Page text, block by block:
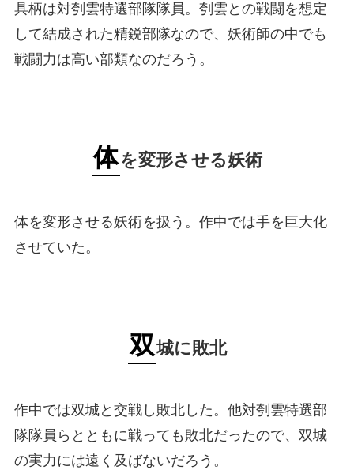
具柄は対刳雲特選部隊隊員。刳雲との戦闘を想定
して結成された精鋭部隊なので、妖術師の中でも
戦闘力は高い部類なのだろう。
体を変形させる妖術
体を変形させる妖術を扱う。作中では手を巨大化
させていた。
双城に敗北
作中では双城と交戦し敗北した。他対刳雲特選部
隊隊員らとともに戦っても敗北だったので、双城
の実力には遠く及ばないだろう。